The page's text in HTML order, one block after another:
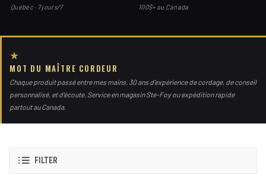
Québec · 7 jours/7 100$+ au Canada
★
MOT DU MAÎTRE CORDEUR
Chaque produit passé entre mes mains. 30 ans d'expérience de cordage, de conseil
personnalisé, et d'écoute. Service en magasin Ste-Foy ou expédition rapide
partout au Canada.
FILTER